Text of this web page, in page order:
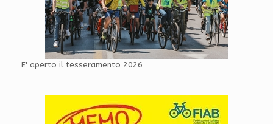
E' aperto il tesseramento 2026